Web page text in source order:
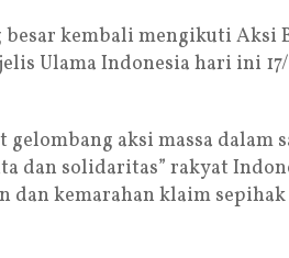
besar kembali mengikuti Aksi
Ulama Indonesia hari ini
gelombang aksi massa dalam
dan solidaritas” rakyat
dan kemarahan klaim sepihak